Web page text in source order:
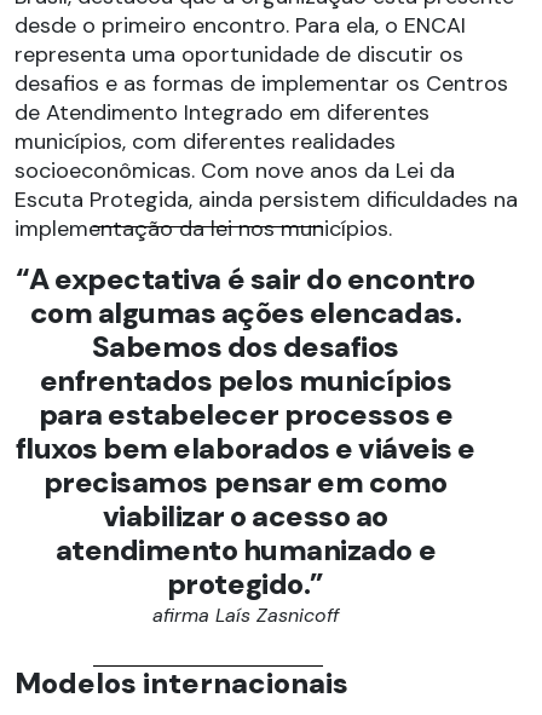
desde o primeiro encontro. Para ela, o ENCAI
representa uma oportunidade de discutir os
desafios e as formas de implementar os Centros
de Atendimento Integrado em diferentes
municípios, com diferentes realidades
socioeconômicas. Com nove anos da Lei da
Escuta Protegida, ainda persistem dificuldades na
implementação da lei nos municípios.
“A expectativa é sair do encontro
com algumas ações elencadas.
Sabemos dos desafios
enfrentados pelos municípios
para estabelecer processos e
fluxos bem elaborados e viáveis e
precisamos pensar em como
viabilizar o acesso ao
atendimento humanizado e
protegido.”
afirma Laís Zasnicoff
Modelos internacionais